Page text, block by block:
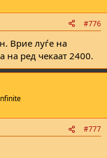
#776
Врие луѓе на
на ред чекаат 2400.
#777